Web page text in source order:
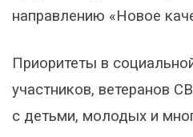
направлению «Новое
Приоритеты в
участников, ветеранов
с детьми, молодых и